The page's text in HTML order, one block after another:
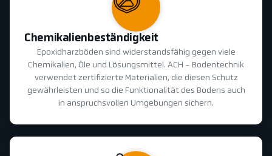
Chemikalienbeständigkeit
Epoxidharzböden sind widerstandsfähig gegen viele
Chemikalien, Öle und Lösungsmittel. ACH - Bodentechnik
verwendet zertifizierte Materialien, die diesen Schutz
gewährleisten und so die Funktionalität des Bodens auch
in anspruchsvollen Umgebungen sichern.